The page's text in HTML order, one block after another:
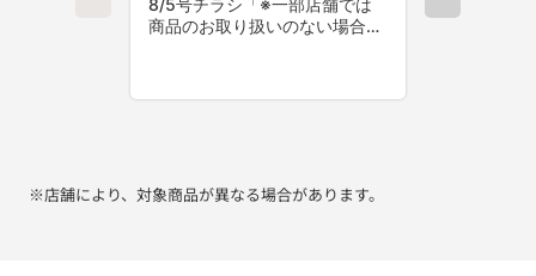
※店舗により、対象商品が異なる場合があります。